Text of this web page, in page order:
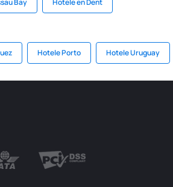
Bay Hotele en Dent
Hotele Porto Hotele Uruguay